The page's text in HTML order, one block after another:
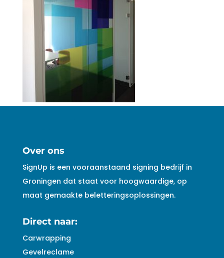
Over ons
SignUp is een vooraanstaand signing bedrijf in
Groningen dat staat voor hoogwaardige, op
maat gemaakte beletteringsoplossingen.
Direct naar:
Carwrapping
Gevelreclame